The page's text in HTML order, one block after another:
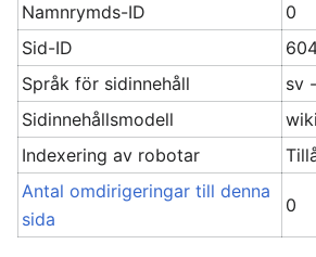
Namnrymds-ID
0
Sid-ID
Språk för sidinnehåll
sv
Sidinnehållsmodell
Indexering av robotar
Antal omdirigeringar till denna
sida
0